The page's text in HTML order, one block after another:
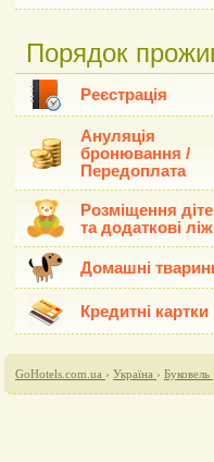
Порядок
Реєстрація
Ануляція
бронювання /
Передоплата
Розміщення
та додаткові
Домашні
Кредитні картки
GoHotels.com.ua › Україна › Буковель